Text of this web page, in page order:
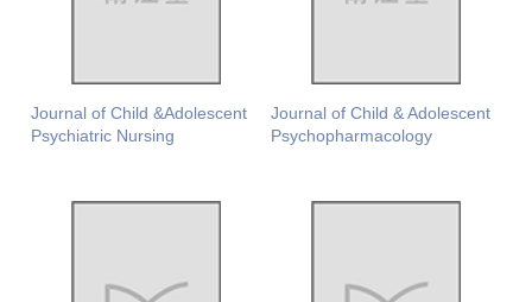
Journal of Child &Adolescent
Psychiatric Nursing
Journal of Child & Adolescent
Psychopharmacology